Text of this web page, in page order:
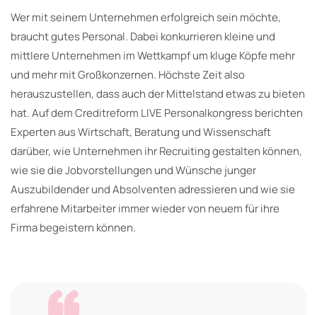
Wer mit seinem Unternehmen erfolgreich sein möchte,
braucht gutes Personal. Dabei konkurrieren kleine und
mittlere Unternehmen im Wettkampf um kluge Köpfe mehr
und mehr mit Großkonzernen. Höchste Zeit also
herauszustellen, dass auch der Mittelstand etwas zu bieten
hat. Auf dem Creditreform LIVE Personalkongress berichten
Experten aus Wirtschaft, Beratung und Wissenschaft
darüber, wie Unternehmen ihr Recruiting gestalten können,
wie sie die Jobvorstellungen und Wünsche junger
Auszubildender und Absolventen adressieren und wie sie
erfahrene Mitarbeiter immer wieder von neuem für ihre
Firma begeistern können.